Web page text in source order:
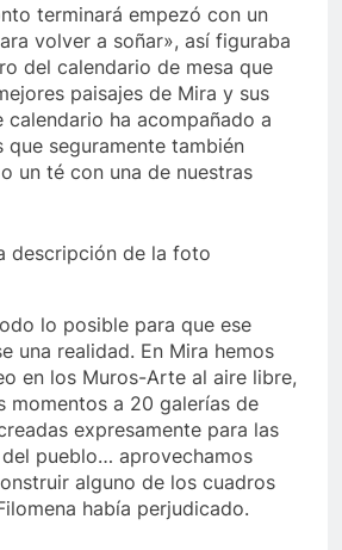
terminará empezó con un
volver a soñar», así figuraba
del calendario de mesa que
paisajes de Mira y sus
calendario ha acompañado a
que seguramente también
un té con una de nuestras
lo posible para que ese
una realidad. En Mira hemos
en los Muros-Arte al aire libre,
momentos a 20 galerías de
expresamente para las
pueblo… aprovechamos
alguno de los cuadros
había perjudicado.